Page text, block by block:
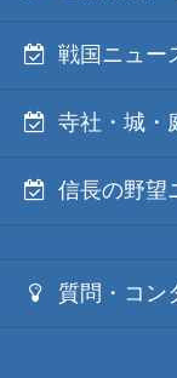
戦国ニュー
寺社・城・
信長の野望
質問・コン